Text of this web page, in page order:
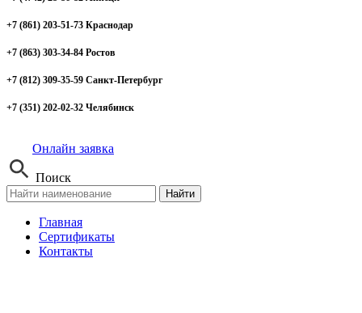
+7 (861) 203-51-73 Краснодар
+7 (863) 303-34-84 Ростов
+7 (812) 309-35-59 Санкт-Петербург
+7 (351) 202-02-32 Челябинск
Онлайн заявка
Поиск
Найти
Главная
Сертификаты
Контакты